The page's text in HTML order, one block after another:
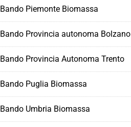
Bando Piemonte Biomassa
Bando Provincia autonoma Bolzano
Bando Provincia Autonoma Trento
Bando Puglia Biomassa
Bando Umbria Biomassa